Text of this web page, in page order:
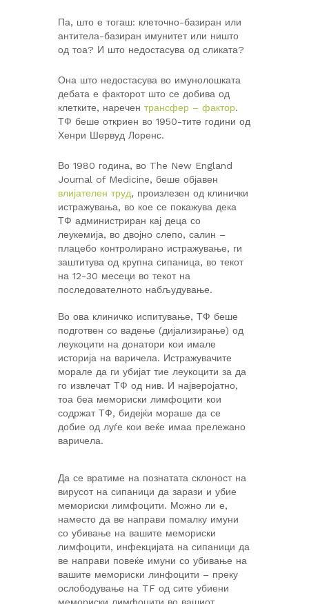
Па, што е тогаш: клеточно-базиран или
антитела-базиран имунитет или ништо
од тоа? И што недостасува од сликата?
Она што недостасува во имунолошката
дебата е факторот што се добива од
клетките, наречен трансфер – фактор.
ТФ беше откриен во 1950-тите години од
Хенри Шервуд Лоренс.
Во 1980 година, во The New England
Journal of Medicine, беше објавен
влијателен труд, произлезен од клинички
истражувања, во кое се покажува дека
ТФ администриран кај деца со
леукемија, во двојно слепо, салин –
плацебо контролирано истражување, ги
заштитува од крупна сипаница, во текот
на 12-30 месеци во текот на
последователното набљудување.
Во ова клиничко испитување, ТФ беше
подготвен со вадење (дијализирање) од
леукоцити на донатори кои имале
историја на варичела. Истражувачите
морале да ги убијат тие леукоцити за да
го извлечат ТФ од нив. И најверојатно,
тоа беа мемориски лимфоцити кои
содржат ТФ, бидејќи мораше да се
добие од луѓе кои веќе имаа прележано
варичела.
Да се вратиме на познатата склоност на
вирусот на сипаници да зарази и убие
мемориски лимфоцити. Можно ли е,
наместо да ве направи помалку имуни
со убивање на вашите мемориски
лимфоцити, инфекцијата на сипаници да
ве направи повеќе имуни со убивање на
вашите мемориски линфоцити – преку
ослободување на TF од сите убиени
мемориски лимфоцити во вашиот